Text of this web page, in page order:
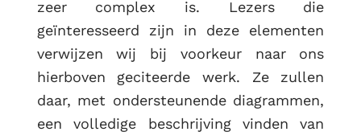
zeer complex is. Lezers die
geïnteresseerd zijn in deze elementen
verwijzen wij bij voorkeur naar ons
hierboven geciteerde werk. Ze zullen
daar, met ondersteunende diagrammen,
een volledige beschrijving vinden van